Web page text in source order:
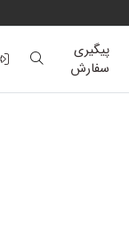
پیگیری
سفارش